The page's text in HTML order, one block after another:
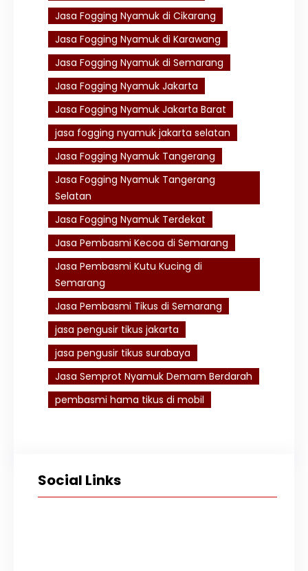
Jasa Fogging Nyamuk di Cikarang
Jasa Fogging Nyamuk di Karawang
Jasa Fogging Nyamuk di Semarang
Jasa Fogging Nyamuk Jakarta
Jasa Fogging Nyamuk Jakarta Barat
jasa fogging nyamuk jakarta selatan
Jasa Fogging Nyamuk Tangerang
Jasa Fogging Nyamuk Tangerang
Selatan
Jasa Fogging Nyamuk Terdekat
Jasa Pembasmi Kecoa di Semarang
Jasa Pembasmi Kutu Kucing di
Semarang
Jasa Pembasmi Tikus di Semarang
jasa pengusir tikus jakarta
jasa pengusir tikus surabaya
Jasa Semprot Nyamuk Demam Berdarah
pembasmi hama tikus di mobil
Social Links